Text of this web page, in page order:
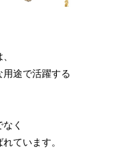
途で活躍する
く
ています。